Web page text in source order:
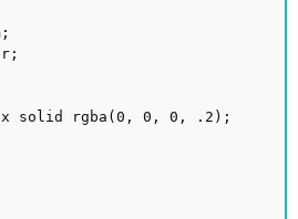
solid rgba(0, 0, 0, .2);